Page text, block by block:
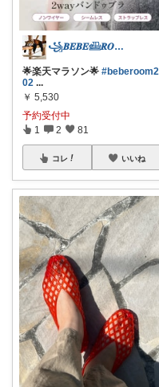
꧁𝑩𝑬𝑩𝑬𓊝𝑹𝑶𝑶𝑴꧂
🌟楽天マラソン🌟 #beberoom2
02 ...
￥ 5,530
予約受付中
1 2 81
コレ いいね